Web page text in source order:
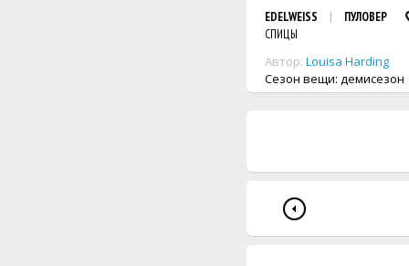
EDELWEISS
ПУЛОВЕР
СПИЦЫ
Автор: Louisa Harding
Сезон вещи: демисезон